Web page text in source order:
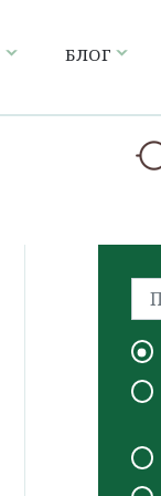
БЛОГ